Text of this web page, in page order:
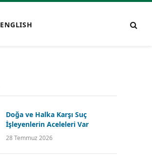
ENGLISH
Doğa ve Halka Karşı Suç
İşleyenlerin Aceleleri Var
28 Temmuz 2026